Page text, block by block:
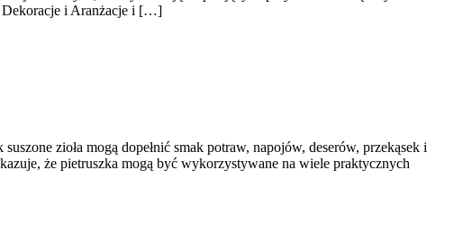
Dekoracje i Aranżacje i […]
zioła mogą dopełnić smak potraw, napojów, deserów, przekąsek i
że pietruszka mogą być wykorzystywane na wiele praktycznych